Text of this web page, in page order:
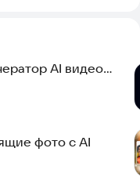
AI видео
фото с AI